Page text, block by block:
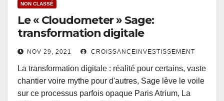
NON CLASSÉ
Le « Cloudometer » Sage:
transformation digitale
NOV 29, 2021 CROISSANCEINVESTISSEMENT
La transformation digitale : réalité pour certains, vaste
chantier voire mythe pour d'autres, Sage lève le voile
sur ce processus parfois opaque Paris Atrium, La